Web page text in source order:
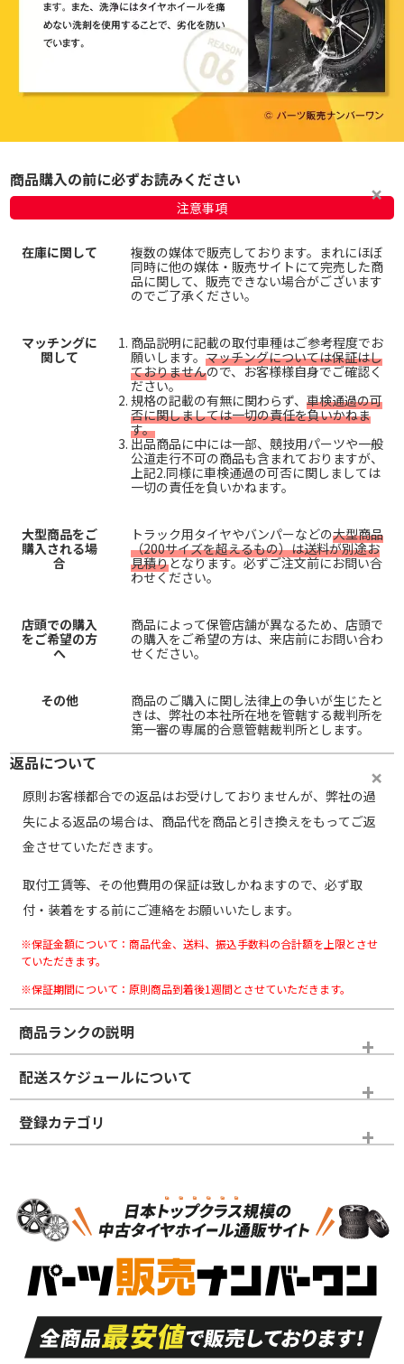
商品購入の前に必ずお読みください
注意事項
在庫に関して
複数の媒体で販売しております。まれにほぼ
同時に他の媒体・販売サイトにて完売した商
品に関して、販売できない場合がございます
のでご了承ください。
マッチングに
関して
商品説明に記載の取付車種はご参考程度でお
願いします。 マッチングについては保証はし
ておりませんので、お客様様自身でご確認く
ださい。
規格の記載の有無に関わらず、 車検通過の可
否に関しましては一切の責任を負いかねま
す。
出品商品に中には一部、競技用パーツや一般
公道走行不可の商品も含まれておりますが、
上記2.同様に車検通過の可否に関しましては
一切の責任を負いかねます。
大型商品をご
購入される場
合
トラック用タイヤやバンパーなどの大型商品
（200サイズを超えるもの）は送料が別途お
見積りとなります。必ずご注文前にお問い合
わせください。
店頭での購入
をご希望の方
へ
商品によって保管店舗が異なるため、店頭で
の購入をご希望の方は、来店前にお問い合わ
せください。
その他
商品のご購入に関し法律上の争いが生じたと
きは、弊社の本社所在地を管轄する裁判所を
第一審の専属的合意管轄裁判所とします。
返品について
原則お客様都合での返品はお受けしておりませんが、弊社の過
失による返品の場合は、商品代を商品と引き換えをもってご返
金させていただきます。
取付工賃等、その他費用の保証は致しかねますので、必ず取
付・装着をする前にご連絡をお願いいたします。
※保証金額について：商品代金、送料、振込手数料の合計額を上限とさせ
ていただきます。
※保証期間について：原則商品到着後1週間とさせていただきます。
商品ランクの説明
※商品ランクは出品者の主観により判断しておりますので、あら
かじめご了承ください。
ホイールランク
S
品）
S
新車外し品（新古
付き
A
走行距離も少なく、
目立つ傷もほとんど
ない中古品
A
走行距離も少なく、
非常に状態の良い中
古品
配送スケジュールについて
登録カテゴリ
スタッドレスタイヤホイールセット